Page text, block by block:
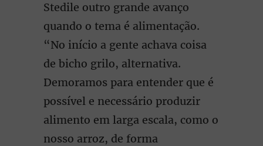
Stedile outro grande avanço
quando o tema é alimentação.
“No início a gente achava coisa
de bicho grilo, alternativa.
Demoramos para entender que é
possível e necessário produzir
alimento em larga escala, como o
nosso arroz, de forma